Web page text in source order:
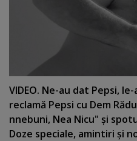
VIDEO. Ne-au dat Pepsi,
reclamă Pepsi cu Dem
nnebuni, Nea Nicu" şi
Doze speciale, amintiri şi